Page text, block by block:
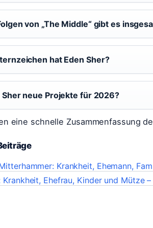
von „The Middle“ gibt es
hat Eden Sher?
Sher neue Projekte für 2026?
eine schnelle Zusammenfassung
Krankheit, Ehemann,
Krankheit, Ehefrau, Kinder und Mütze